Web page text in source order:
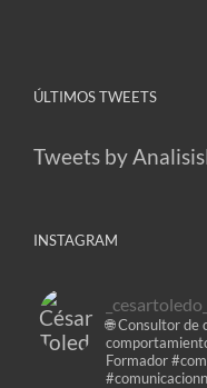
ÚLTIMOS TWEETS
Tweets by
INSTAGRAM
_cesartoledo_
🌐 Consultor de
Formador